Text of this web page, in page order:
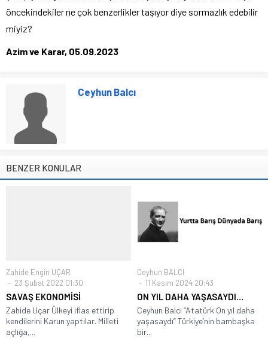
öncekindekiler ne çok benzerlikler taşıyor diye sormazlık edebilir
miyiz?
Azim ve Karar, 05.09.2023
Ceyhun Balcı
BENZER KONULAR
Zahide Engin UÇAR
23 Şubat 2022 01:30
SAVAŞ EKONOMİSİ
Zahide Uçar Ülkeyi iflas ettirip
kendilerini Karun yaptılar. Milleti
açlığa,...
Ceyhun BALCI
11 Kasım 2024 20:43
ON YIL DAHA YAŞASAYDI…
Ceyhun Balcı “Atatürk On yıl daha
yaşasaydı” Türkiye’nin bambaşka
bir...